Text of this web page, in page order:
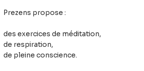
Prezens propose :
des exercices de méditation,
de respiration,
de pleine conscience.